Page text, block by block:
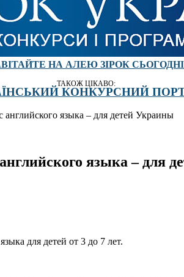
НА АЛЕЮ ЗІРОК СЬОГОДНІ
ТАКОЖ ЦІКАВО:
КОНКУРСНИЙ
языка – для детей Украины
языка – для
для детей от 3 до 7 лет.